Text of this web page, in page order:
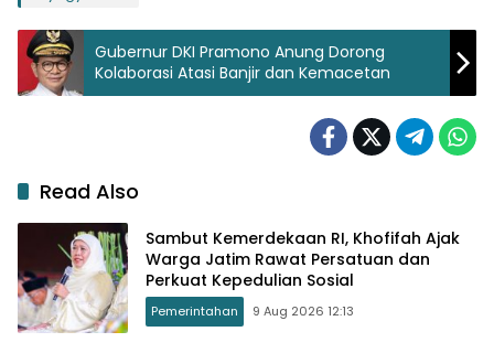
Gubernur DKI Pramono Anung Dorong
Kolaborasi Atasi Banjir dan Kemacetan
Read Also
Sambut Kemerdekaan RI, Khofifah Ajak
Warga Jatim Rawat Persatuan dan
Perkuat Kepedulian Sosial
Pemerintahan 9 Aug 2026 12:13